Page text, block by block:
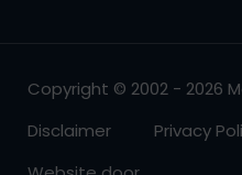
Copyright © 2002 - 2026
Disclaimer
Privacy